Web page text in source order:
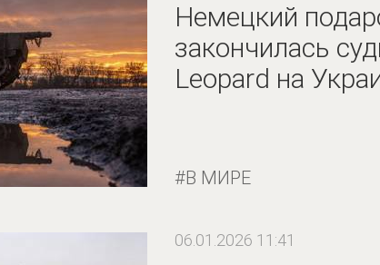
Немецкий
закончилась
Leopard на
В МИРЕ
06.01.2026 11:41